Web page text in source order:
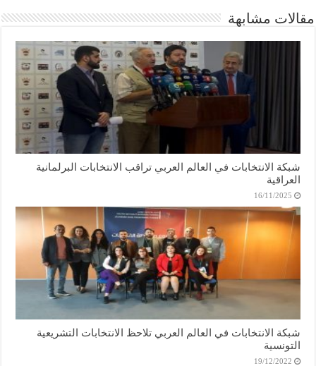
مقالات مشابهة
شبكة الانتخابات في العالم العربي تراقب الانتخابات البرلمانية
العراقية
16/11/2025
شبكة الانتخابات في العالم العربي تلاحظ الانتخابات التشريعية
التونسية
19/12/2022